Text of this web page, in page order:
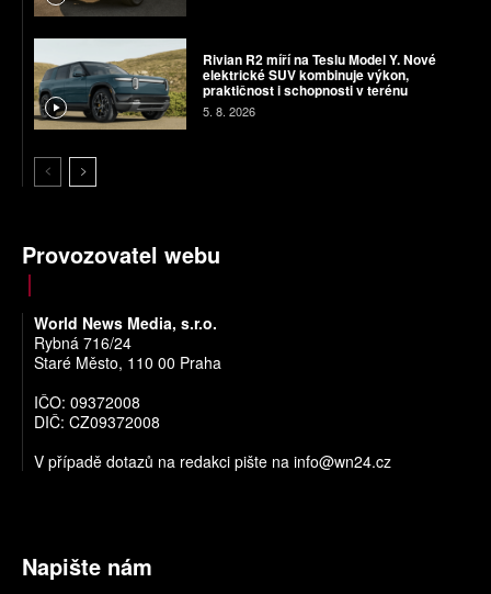
Rivian R2 míří na Teslu Model Y. Nové
elektrické SUV kombinuje výkon,
praktičnost i schopnosti v terénu
5. 8. 2026
Provozovatel webu
World News Media, s.r.o.
Rybná 716/24
Staré Město, 110 00 Praha
IČO: 09372008
DIČ: CZ09372008
V případě dotazů na redakci pište na info@wn24.cz
Napište nám